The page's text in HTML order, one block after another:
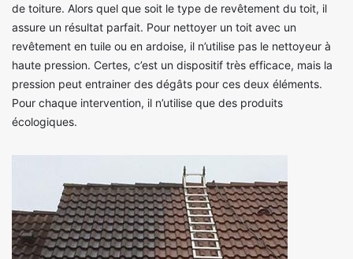
de toiture. Alors quel que soit le type de revêtement du toit, il
assure un résultat parfait. Pour nettoyer un toit avec un
revêtement en tuile ou en ardoise, il n’utilise pas le nettoyeur à
haute pression. Certes, c’est un dispositif très efficace, mais la
pression peut entrainer des dégâts pour ces deux éléments.
Pour chaque intervention, il n’utilise que des produits
écologiques.